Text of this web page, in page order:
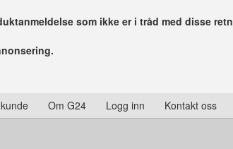
som ikke er i tråd med disse
Om G24 Logg inn Kontakt oss